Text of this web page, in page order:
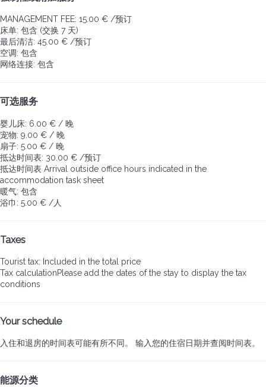
MANAGEMENT FEE: 15.00 € /预订
床单: 包含 (交换 7 天)
最后清洁: 45.00 € /预订
空调: 包含
网络连接: 包含
可选服务
婴儿床: 6.00 € / 晚
宠物: 9.00 € / 晚
扇子: 5.00 € / 晚
抵达时间表: 30.00 € /预订
抵达时间表 Arrival outside office hours indicated in the
accommodation task sheet
暖气: 包含
浴巾: 5.00 € /人
Taxes
Tourist tax: Included in the total price
Tax calculationPlease add the dates of the stay to display the tax
conditions
Your schedule
入住和退房的时间表可能有所不同。 输入您的住宿日期并查阅时间表。
能源分类